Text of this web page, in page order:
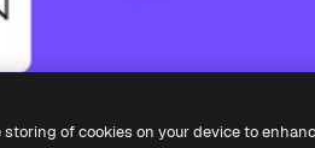
of cookies on your device to